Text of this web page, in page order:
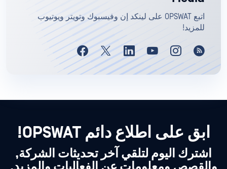
اتبع OPSWAT على لينكد إن وفيسبوك وتويتر ويوتيوب
للمزيد!
ابق على اطلاع دائم OPSWAT!
اشترك اليوم لتلقي آخر تحديثات الشركة,